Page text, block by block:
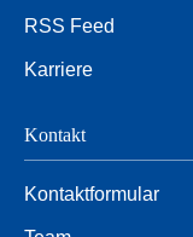
RSS Feed
Karriere
Kontakt
Kontaktformular